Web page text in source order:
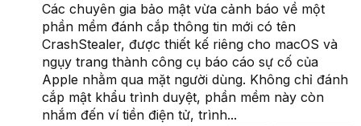
Các chuyên gia bảo mật vừa cảnh báo về một
phần mềm đánh cắp thông tin mới có tên
CrashStealer, được thiết kế riêng cho macOS và
ngụy trang thành công cụ báo cáo sự cố của
Apple nhằm qua mặt người dùng. Không chỉ đánh
cắp mật khẩu trình duyệt, phần mềm này còn
nhắm đến ví tiền điện tử, trình...